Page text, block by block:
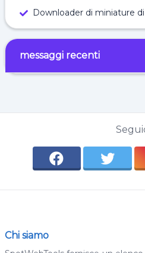
Downloader di miniature
messaggi recenti
Chi siamo